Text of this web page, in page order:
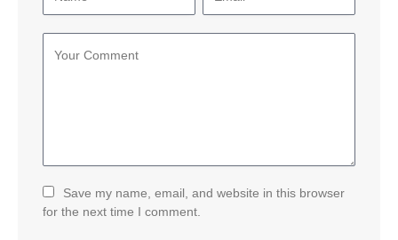
Save my name, email, and website in this browser
for the next time I comment.